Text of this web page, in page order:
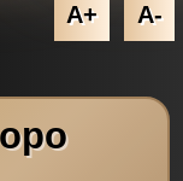
A+ A-